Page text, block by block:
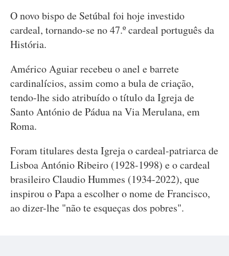
O novo bispo de Setúbal foi hoje investido
cardeal, tornando-se no 47.º cardeal português da
História.
Américo Aguiar recebeu o anel e barrete
cardinalícios, assim como a bula de criação,
tendo-lhe sido atribuído o título da Igreja de
Santo António de Pádua na Via Merulana, em
Roma.
Foram titulares desta Igreja o cardeal-patriarca de
Lisboa António Ribeiro (1928-1998) e o cardeal
brasileiro Claudio Hummes (1934-2022), que
inspirou o Papa a escolher o nome de Francisco,
ao dizer-lhe "não te esqueças dos pobres".